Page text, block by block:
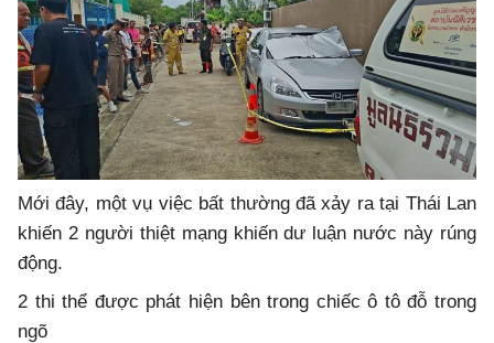
Mới đây, một vụ việc bất thường đã xảy ra tại Thái Lan
khiến 2 người thiệt mạng khiến dư luận nước này rúng
động.
2 thi thể được phát hiện bên trong chiếc ô tô đỗ trong
ngõ